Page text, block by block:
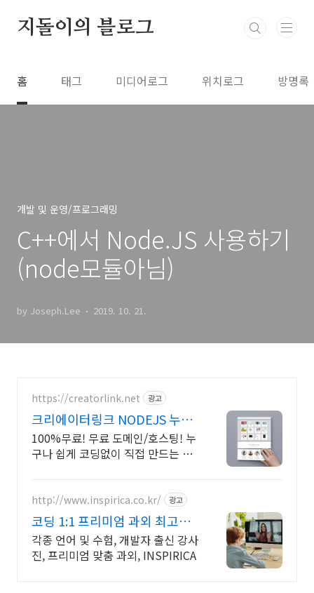
지돌이의 블로그
홈 태그 미디어로그 위치로그 방명록
개발 및 운영/프로그래밍
C++에서 Node.JS 사용하기
(node모듈아님)
by Joseph.Lee 2019. 10. 21.
https://creatorlink.net 광고
크리에이터링크 NODEJS 누구
나 만드는 홈페이지
100%무료! 무료 도메인/호스팅! 누
구나 쉽게 코딩없이 직접 만드는 홈
크리에이터링크에서.
http://www.inspirica.co.kr/ 광고
코딩 1:1 프리미엄 과외 최고의
선생님들과 함께
각종 언어 및 수험, 개발자 출신 강사
진, 프리미엄 맞춤 과외, INSPIRICA